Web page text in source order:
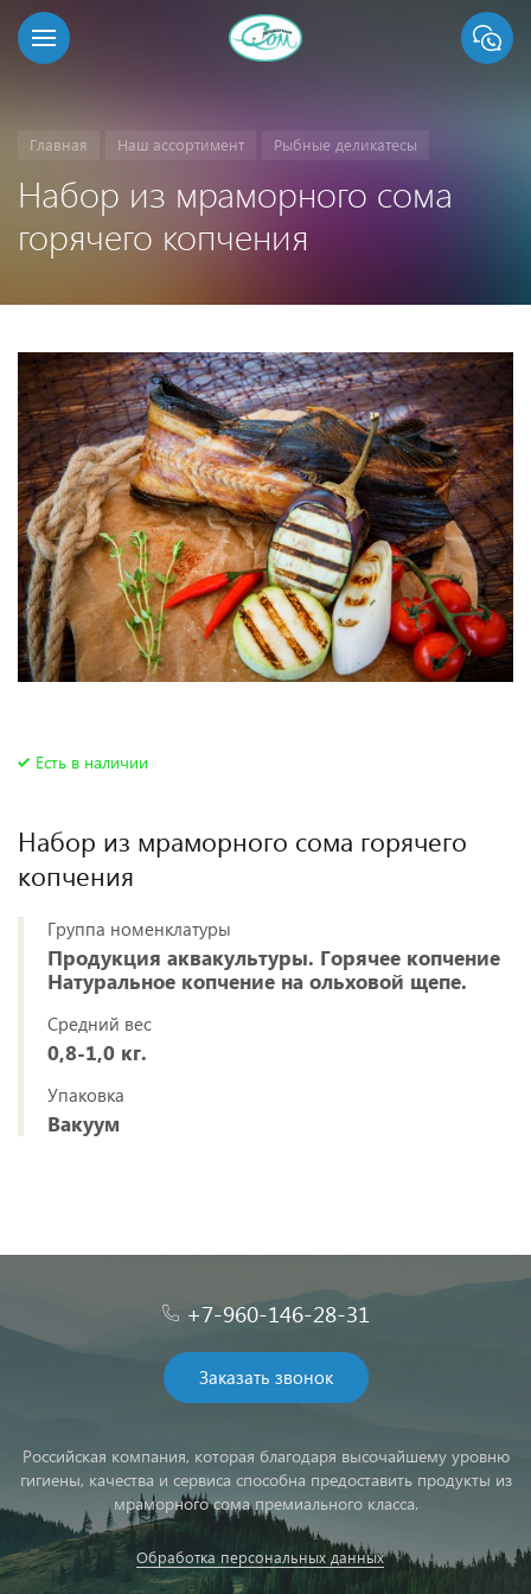
Главная Наш ассортимент Рыбные деликатесы
Набор из мраморного сома
горячего копчения
Есть в наличии
Набор из мраморного сома горячего
копчения
Группа номенклатуры
Продукция аквакультуры. Горячее копчение
Натуральное копчение на ольховой щепе.
Средний вес
0,8-1,0 кг.
Упаковка
Вакуум
+7-960-146-28-31
Заказать звонок
Российская компания, которая благодаря высочайшему уровню
гигиены, качества и сервиса способна предоставить продукты из
мраморного сома премиального класса.
Обработка персональных данных